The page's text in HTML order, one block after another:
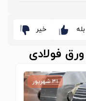
بله خیر
فولادی
۳۱ شهریور